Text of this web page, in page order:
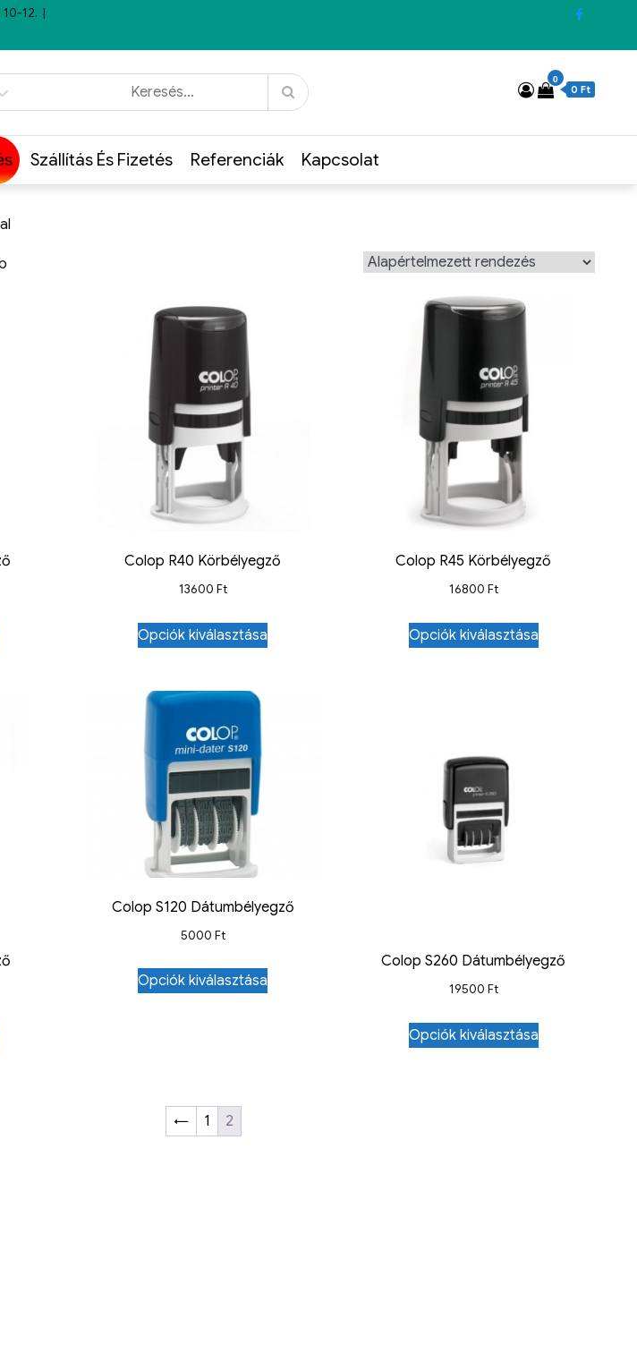
12.
0
0 Ft
Szállítás És Fizetés Referenciák Kapcsolat
Colop R40 Körbélyegző
13600 Ft
Opciók kiválasztása
Colop R45 Körbélyegző
16800 Ft
Opciók kiválasztása
Colop S120 Dátumbélyegző
5000 Ft
Opciók kiválasztása
Colop S260 Dátumbélyegző
19500 Ft
Opciók kiválasztása
← 1 2